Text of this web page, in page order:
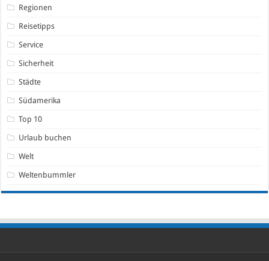
Regionen
Reisetipps
Service
Sicherheit
Städte
Südamerika
Top 10
Urlaub buchen
Welt
Weltenbummler